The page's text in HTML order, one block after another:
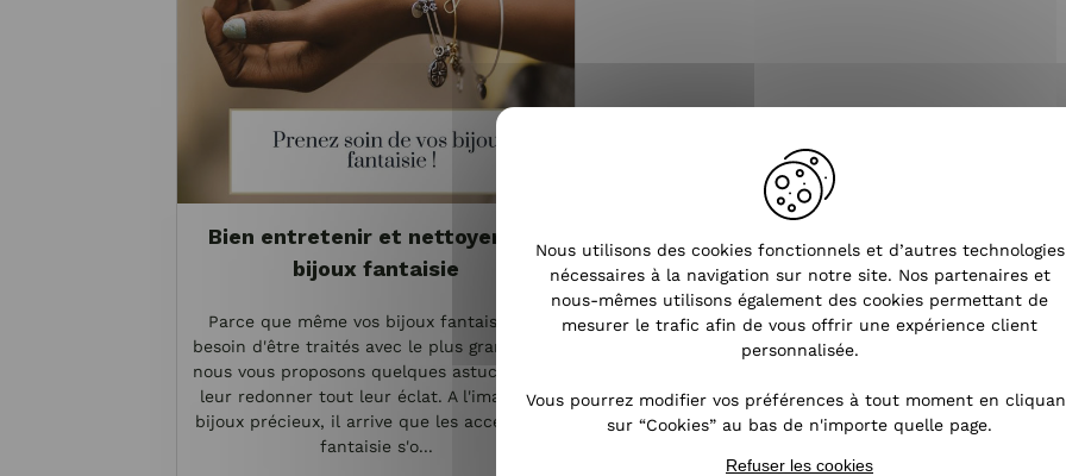
Bien entretenir et nettoyer vos
bijoux fantaisie
Parce que même vos bijoux fantaisie ont
besoin d'être traités avec le plus grand soin,
nous vous proposons quelques astuces pour
leur redonner tout leur éclat. A l'image des
bijoux précieux, il arrive que les accessoires
fantaisie s'o...
Nous utilisons des cookies fonctionnels et d’autres technologies
nécessaires à la navigation sur notre site. Nos partenaires et
nous-mêmes utilisons également des cookies permettant de
mesurer le trafic afin de vous offrir une expérience client
personnalisée.
Vous pourrez modifier vos préférences à tout moment en
sur “Cookies” au bas de n'importe quelle page.
Refuser les cookies